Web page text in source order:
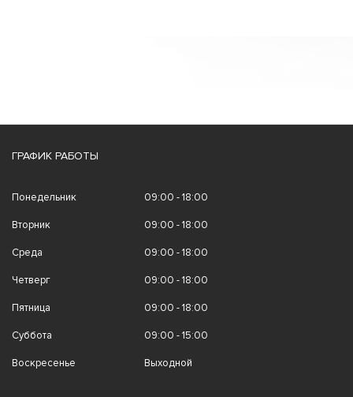
ГРАФИК РАБОТЫ
Понедельник 09:00 - 18:00
Вторник 09:00 - 18:00
Среда 09:00 - 18:00
Четверг 09:00 - 18:00
Пятница 09:00 - 18:00
Суббота 09:00 - 15:00
Воскресенье Выходной